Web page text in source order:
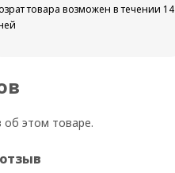
товара возможен в течении 14
об этом товаре.